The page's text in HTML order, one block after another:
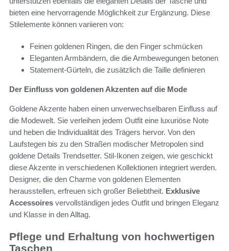
bieten eine hervorragende Möglichkeit zur Ergänzung. Diese
Stilelemente können variieren von:
Feinen goldenen Ringen, die den Finger schmücken
Eleganten Armbändern, die die Armbewegungen betonen
Statement-Gürteln, die zusätzlich die Taille definieren
Der Einfluss von goldenen Akzenten auf die Mode
Goldene Akzente haben einen unverwechselbaren Einfluss auf
die Modewelt. Sie verleihen jedem Outfit eine luxuriöse Note
und heben die Individualität des Trägers hervor. Von den
Laufstegen bis zu den Straßen modischer Metropolen sind
goldene Details Trendsetter. Stil-Ikonen zeigen, wie geschickt
diese Akzente in verschiedenen Kollektionen integriert werden.
Designer, die den Charme von goldenen Elementen
herausstellen, erfreuen sich großer Beliebtheit. Exklusive
Accessoires vervollständigen jedes Outfit und bringen Eleganz
und Klasse in den Alltag.
Pflege und Erhaltung von hochwertigen
Taschen